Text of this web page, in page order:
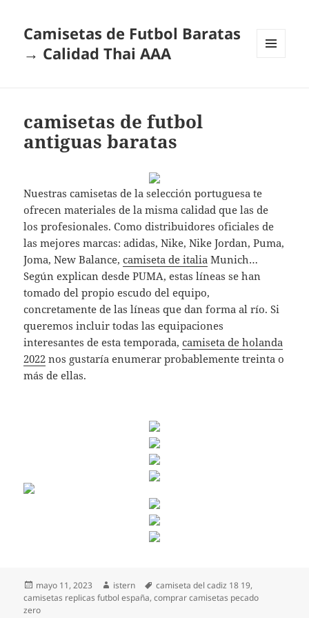
Camisetas de Futbol Baratas
→ Calidad Thai AAA
camisetas de futbol
antiguas baratas
Nuestras camisetas de la selección portuguesa te
ofrecen materiales de la misma calidad que las de
los profesionales. Como distribuidores oficiales de
las mejores marcas: adidas, Nike, Nike Jordan, Puma,
Joma, New Balance,camiseta de italia Munich…
Según explican desde PUMA, estas líneas se han
tomado del propio escudo del equipo,
concretamente de las líneas que dan forma al río. Si
queremos incluir todas las equipaciones
interesantes de esta temporada,camiseta de holanda
2022 nos gustaría enumerar probablemente treinta o
más de ellas.
Publicado
el
mayo 11, 2023 Autor
istern Etiquetas
camiseta del cadiz 18 19,
camisetas replicas futbol españa,comprar camisetas pecado
zero